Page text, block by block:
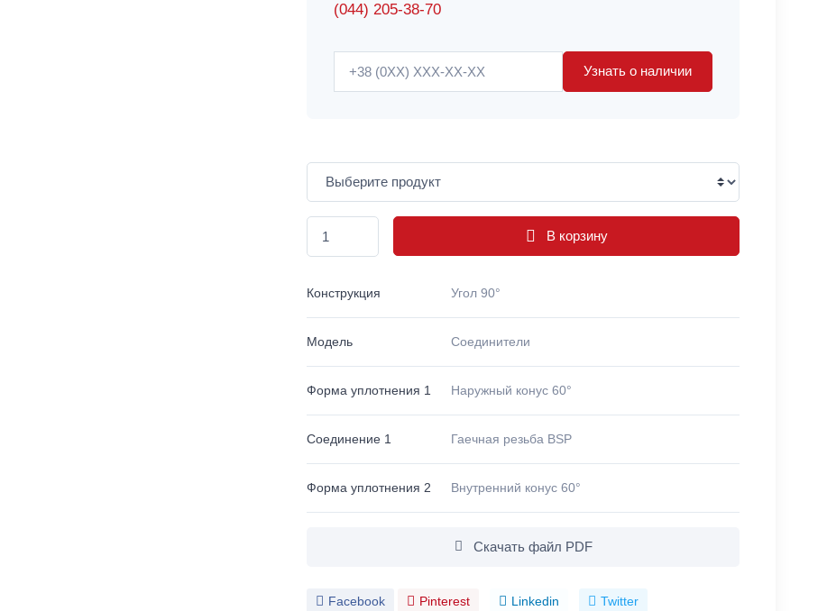
(044) 205-38-70
Узнать о наличии
В корзину
Конструкция Угол 90°
Модель Соединители
Форма уплотнения 1 Наружный конус 60°
Соединение 1 Гаечная резьба BSP
Форма уплотнения 2 Внутренний конус 60°
Скачать файл PDF
Facebook Pinterest Linkedin Twitter